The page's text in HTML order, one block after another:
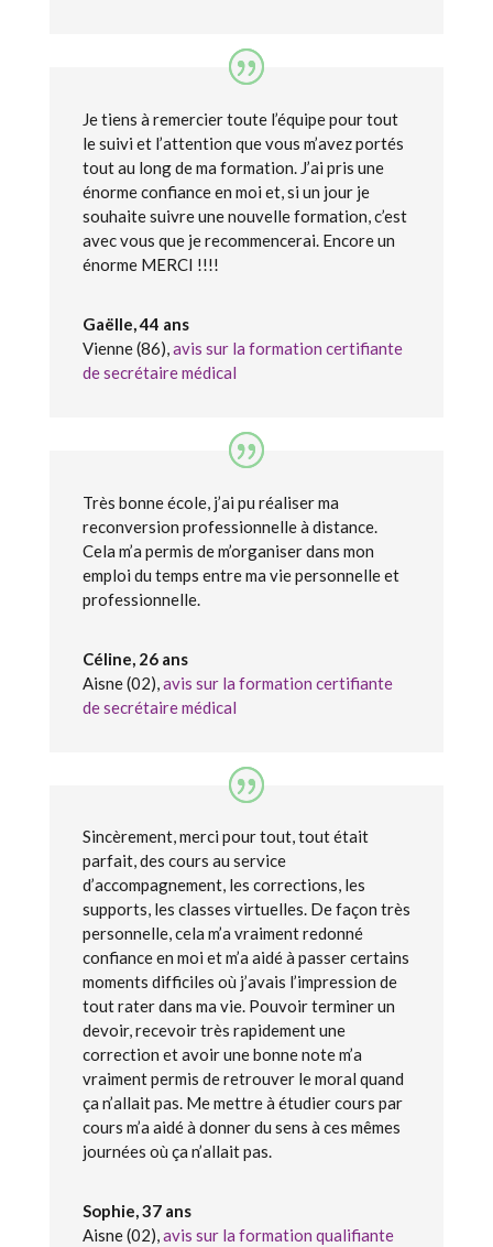
Je tiens à remercier toute l’équipe pour tout
le suivi et l’attention que vous m’avez portés
tout au long de ma formation. J’ai pris une
énorme confiance en moi et, si un jour je
souhaite suivre une nouvelle formation, c’est
avec vous que je recommencerai. Encore un
énorme MERCI !!!!
Gaëlle, 44 ans
Vienne (86),avis sur la formation certifiante
de secrétaire médical
Très bonne école, j’ai pu réaliser ma
reconversion professionnelle à distance.
Cela m’a permis de m’organiser dans mon
emploi du temps entre ma vie personnelle et
professionnelle.
Céline, 26 ans
Aisne (02) avis sur la formation certifiante
de secrétaire médical
Sincèrement, merci pour tout, tout était
parfait, des cours au service
d’accompagnement, les corrections, les
supports, les classes virtuelles. De façon très
personnelle, cela m’a vraiment redonné
confiance en moi et m’a aidé à passer certains
moments difficiles où j’avais l’impression de
tout rater dans ma vie. Pouvoir terminer un
devoir, recevoir très rapidement une
correction et avoir une bonne note m’a
vraiment permis de retrouver le moral quand
ça n’allait pas. Me mettre à étudier cours par
cours m’a aidé à donner du sens à ces mêmes
journées où ça n’allait pas.
Sophie, 37 ans
Aisne (02),avis sur la formation qualifiante